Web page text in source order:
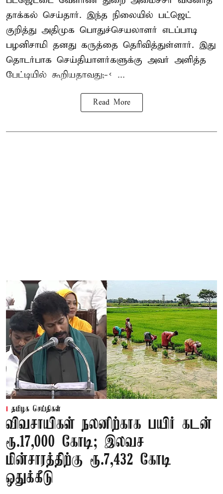
தாக்கல் செய்தார். இந்த நிலையில் பட்ஜெட்
குறித்து அதிமுக பொதுச்செயலாளர் எடப்பாடி
பழனிசாமி தனது கருத்தை தெரிவித்துள்ளார். இது
தொடர்பாக செய்தியாளர்களுக்கு அவர் அளித்த
பேட்டியில் கூறியதாவது;-< ...
Read More
தமிழக செய்திகள்
விவசாயிகள் நலனிற்காக பயிர் கடன்
ரூ.17,000 கோடி; இலவச
மின்சாரத்திற்கு ரூ.7,432 கோடி
ஒதுக்கீடு